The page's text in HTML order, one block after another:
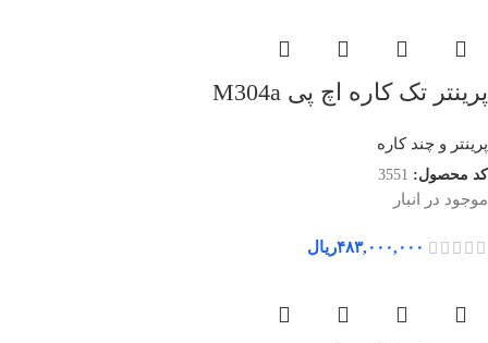
پرینتر تک کاره اچ پی M304a
پرینتر و چند کاره
کد محصول: 3551
موجود در انبار
۴۸۳,۰۰۰,۰۰۰ریال